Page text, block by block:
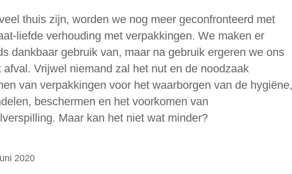
thuis zijn, worden we nog meer geconfronteerd met
liefde verhouding met verpakkingen. We maken er
dankbaar gebruik van, maar na gebruik ergeren we ons
afval. Vrijwel niemand zal het nut en de noodzaak
van verpakkingen voor het waarborgen van de hygiëne,
beschermen en het voorkomen van
Maar kan het niet wat minder?
2020